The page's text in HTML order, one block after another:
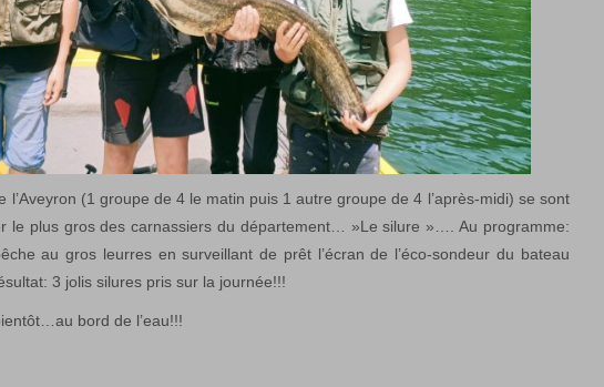
l’Aveyron (1 groupe de 4 le matin puis 1 autre groupe de 4 l’après-midi) se sont
le plus gros des carnassiers du département… »Le silure »…. Au programme:
au gros leurres en surveillant de prêt l’écran de l’éco-sondeur du bateau
3 jolis silures pris sur la journée!!!
bord de l’eau!!!